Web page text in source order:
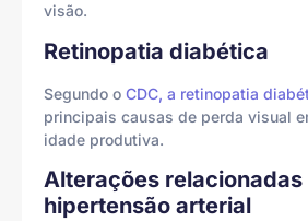
visão.
Retinopatia diabética
Segundo o CDC, a retinopatia
principais causas de perda visual
idade produtiva.
Alterações relacionadas
hipertensão arterial